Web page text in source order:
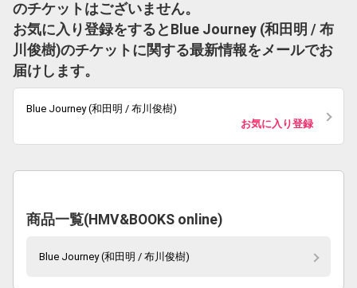
のチケットはございません。
お気に入り登録をするとBlue Journey (和田明 / 布
川俊樹)のチケットに関する最新情報をメールでお
届けします。
Blue Journey (和田明 / 布川俊樹)
お気に入り登録
商品一覧(HMV&BOOKS online)
Blue Journey (和田明 / 布川俊樹)